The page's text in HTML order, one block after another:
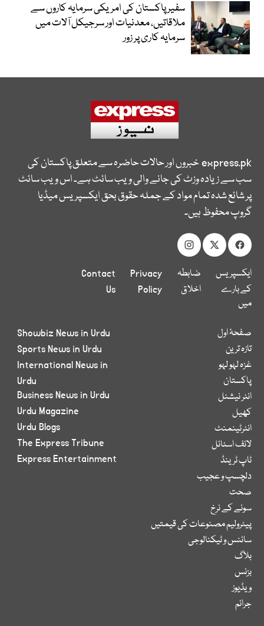
سفیر پاکستان کی امریکی سرمایہ کاروں سے
ملاقاتیں، معدنیات اور سرجیکل آلات میں
سرمایہ کاری پر زور
express.pkخبروں اور حالات حاضرہ سے متعلق پاکستان کی
سب سے زیادہ وزٹ کی جانے والی ویب سائٹ ہے۔ اس ویب سائٹ
پر شائع شدہ تمام مواد کے جملہ حقوق بحق ایکسپریس میڈیا
گروپ محفوظ ہیں۔
ایکسپریس
کے بارے
میں
ضابطہ
اخلاق
Privacy
Policy
Contact
Us
صفحۂ اول
تازہ ترین
غزہ لہو لہو
پاکستان
انٹر نیشنل
کھیل
انٹرٹینمنٹ
لائف اسٹائل
ٹاپ ٹرینڈ
دلچسپ و عجیب
صحت
سونے کے نرخ
پیٹرولیم مصنوعات کی قیمتیں
سائنس و ٹیکنالوجی
بلاگ
بزنس
ویڈیوز
جرائم
Showbiz News in Urdu
Sports News in Urdu
International News in
Urdu
Business News in Urdu
Urdu Magazine
Urdu Blogs
The Express Tribune
Express Entertainment